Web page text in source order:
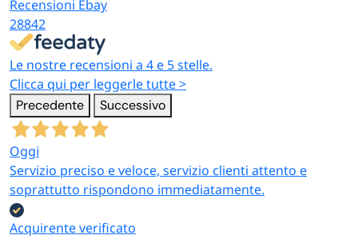
Recensioni Ebay
28842
Le nostre recensioni a 4 e 5 stelle.
Clicca qui per leggerle tutte >
Precedente Successivo
Oggi
Servizio preciso e veloce, servizio clienti attento e
soprattutto rispondono immediatamente.
Acquirente verificato